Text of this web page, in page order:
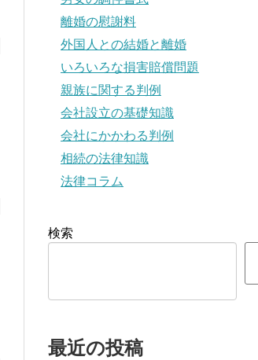
離婚の慰謝料
外国人との結婚と離婚
いろいろな損害賠償問題
親族に関する判例
会社設立の基礎知識
会社にかかわる判例
相続の法律知識
法律コラム
検索
最近の投稿